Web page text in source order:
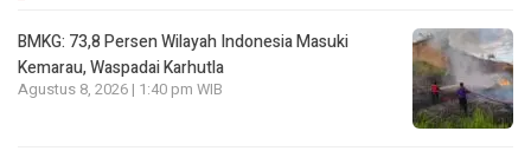
BMKG: 73,8 Persen Wilayah Indonesia Masuki
Kemarau, Waspadai Karhutla
Agustus 8, 2026 | 1:40 pm WIB